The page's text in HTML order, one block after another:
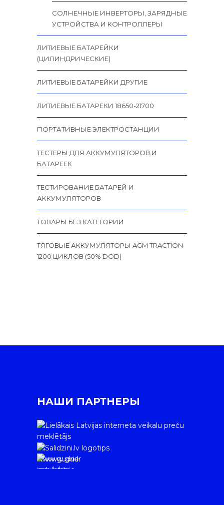
СОЛНЕЧНЫЕ ИНВЕРТОРЫ, ЗАРЯДНЫЕ
УСТРОЙСТВА И КОНТРОЛЛЕРЫ
ЛИТИЕВЫЕ БАТАРЕЙКИ
(ЦИЛИНДРИЧЕСКИЕ)
ЛИТИЕВЫЕ БАТАРЕЙКИ ДРУГИЕ
ЛИТИЕВЫЕ БАТАРЕКИ 18650-21700
ПОРТАТИВНЫЕ ЭЛЕКТРОСТАНЦИИ
ТЕСТЕРЫ ДЛЯ АККУМУЛЯТОРОВ И
БАТАРЕЕК
ТЕСТИРОВАНИЕ БАТАРЕЙ И
АККУМУЛЯТОРОВ
ТОВАРЫ БЕЗ КАТЕГОРИИ
ТЯГОВЫЕ АККУМУЛЯТОРЫ AGM TRACTION
1200 ЦИКЛОВ (50% DOD)
НАШИ ПАРТНЕРЫ
www.gudrie
m.lv/atrie-